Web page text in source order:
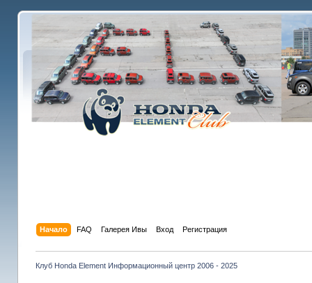
Начало FAQ Галерея Ивы Вход Регистрация
Клуб Honda Element Информационный центр 2006 - 2025